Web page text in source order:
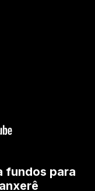
fundos para